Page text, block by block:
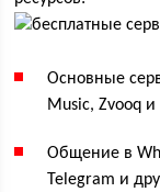
Основные
Music, Zvooq
Общение в
Telegram и